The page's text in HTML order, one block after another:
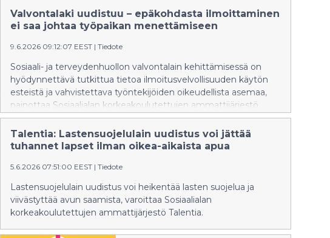
Valvontalaki uudistuu – epäkohdasta ilmoittaminen
ei saa johtaa työpaikan menettämiseen
9.6.2026 09:12:07 EEST | Tiedote
Sosiaali- ja terveydenhuollon valvontalain kehittämisessä on
hyödynnettävä tutkittua tietoa ilmoitusvelvollisuuden käytön
esteistä ja vahvistettava työntekijöiden oikeudellista asemaa,
painottaa Sosiaalialan korkeakoulutettujen ammattijärjestö
Talentia.
Talentia: Lastensuojelulain uudistus voi jättää
tuhannet lapset ilman oikea-aikaista apua
5.6.2026 07:51:00 EEST | Tiedote
Lastensuojelulain uudistus voi heikentää lasten suojelua ja
viivästyttää avun saamista, varoittaa Sosiaalialan
korkeakoulutettujen ammattijärjestö Talentia.